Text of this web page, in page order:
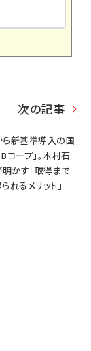
次の記事
新基準導入の国
コープ」。木村石
かす「取得まで
れるメリット」